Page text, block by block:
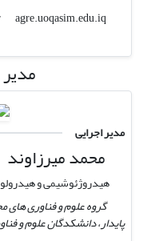
hadi.abdulameer
agre.uoqasim.edu.iq
مدیر اجرایی
محمد میرزاوند
هیدروژئوشیمی و
گروه علوم و فناوری های
پایدار، دانشکدگان علوم و